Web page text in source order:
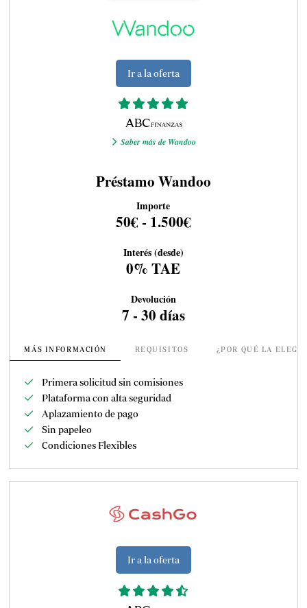
Ir a la oferta
Saber más de Wandoo
Préstamo Wandoo
Importe
50€ - 1.500€
Interés (desde)
0% TAE
Devolución
7 - 30 días
MÁS INFORMACIÓN REQUISITOS ¿POR QUÉ LA
Primera solicitud sin comisiones
Plataforma con alta seguridad
Aplazamiento de pago
Sin papeleo
Condiciones Flexibles
Ir a la oferta